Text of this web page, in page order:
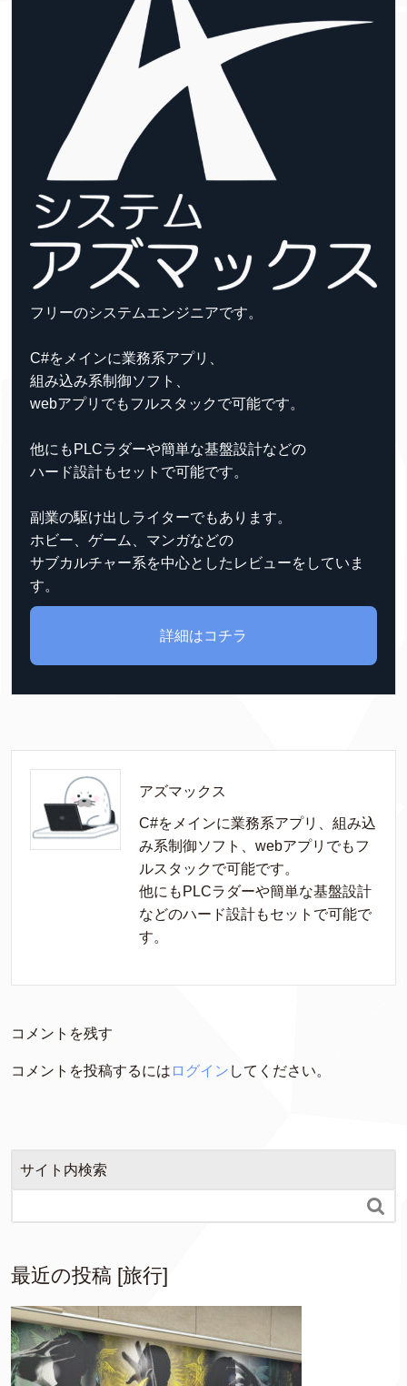
フリーのシステムエンジニアです。
C#をメインに業務系アプリ、
組み込み系制御ソフト、
webアプリでもフルスタックで可能です。
他にもPLCラダーや簡単な基盤設計などの
ハード設計もセットで可能です。
副業の駆け出しライターでもあります。
ホビー、ゲーム、マンガなどの
サブカルチャー系を中心としたレビューをしていま
す。
詳細はコチラ
アズマックス
C#をメインに業務系アプリ、組み込
み系制御ソフト、webアプリでもフ
ルスタックで可能です。
他にもPLCラダーや簡単な基盤設計
などのハード設計もセットで可能で
す。
コメントを残す
コメントを投稿するには ログイン してください。
サイト内検索

最近の投稿 [旅行]